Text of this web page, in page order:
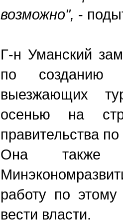
возможно", -
Г-н Уманский
по
выезжающих
осенью на
правительства
Она также
работу по
вести власти.